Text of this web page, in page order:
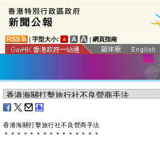
字型大小: 網頁指南
香港海關打擊旅行社不良營商手法
＊ ＊ ＊ ＊ ＊ ＊ ＊ ＊ ＊ ＊ ＊ ＊ ＊ ＊ ＊